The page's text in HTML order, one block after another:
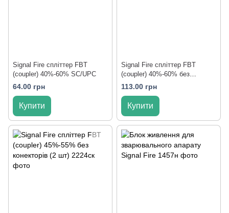
Signal Fire спліттер FBT
(coupler) 40%-60% SC/UPC
64.00 грн
Купити
Signal Fire спліттер FBT
(coupler) 40%-60% без
конекторів (2 шт)
113.00 грн
Купити